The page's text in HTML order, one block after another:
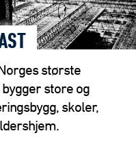
største
store og
skoler,